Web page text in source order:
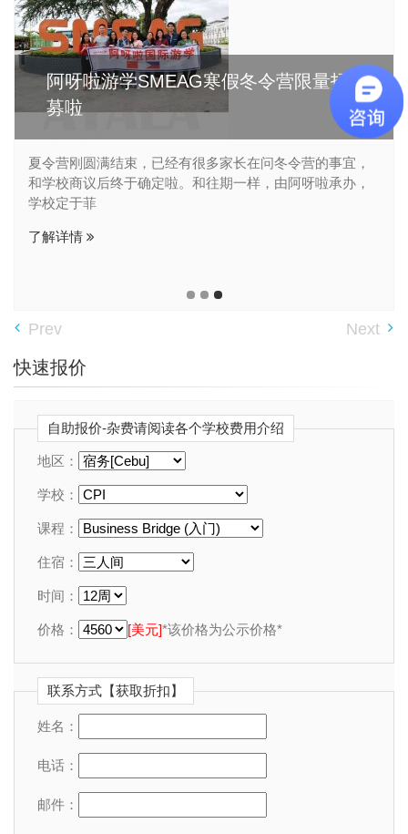
Prev
阿呀啦游学SMEAG寒假冬令营限量招
募啦
夏令营刚圆满结束，已经有很多家长在问冬令营的事宜，
和学校商议后终于确定啦。和往期一样，由阿呀啦承办，
学校定于菲
了解详情
Next
快速报价
自助报价-杂费请阅读各个学校费用介绍
地区：
学校：
课程：
住宿：
时间：
价格： [美元]*该价格为公示价格*
联系方式【获取折扣】
姓名：
电话：
邮件：